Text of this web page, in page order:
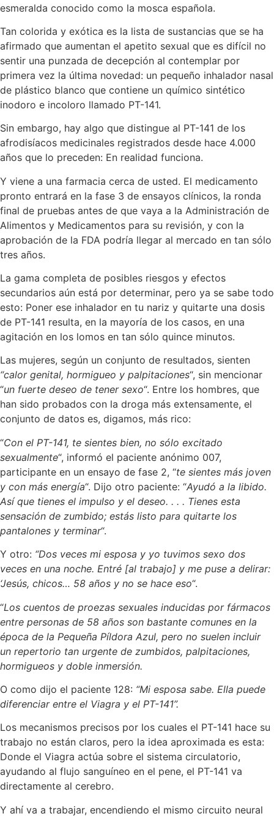
esmeralda conocido como la mosca española.
Tan colorida y exótica es la lista de sustancias que se ha
afirmado que aumentan el apetito sexual que es difícil no
sentir una punzada de decepción al contemplar por
primera vez la última novedad: un pequeño inhalador nasal
de plástico blanco que contiene un químico sintético
inodoro e incoloro llamado PT-141.
Sin embargo, hay algo que distingue al PT-141 de los
afrodisíacos medicinales registrados desde hace 4.000
años que lo preceden: En realidad funciona.
Y viene a una farmacia cerca de usted. El medicamento
pronto entrará en la fase 3 de ensayos clínicos, la ronda
final de pruebas antes de que vaya a la Administración de
Alimentos y Medicamentos para su revisión, y con la
aprobación de la FDA podría llegar al mercado en tan sólo
tres años.
La gama completa de posibles riesgos y efectos
secundarios aún está por determinar, pero ya se sabe todo
esto: Poner ese inhalador en tu nariz y quitarte una dosis
de PT-141 resulta, en la mayoría de los casos, en una
agitación en los lomos en tan sólo quince minutos.
Las mujeres, según un conjunto de resultados, sienten
“calor genital, hormigueo y palpitaciones“, sin mencionar
“un fuerte deseo de tener sexo“. Entre los hombres, que
han sido probados con la droga más extensamente, el
conjunto de datos es, digamos, más rico:
“Con el PT-141, te sientes bien, no sólo excitado
sexualmente“, informó el paciente anónimo 007,
participante en un ensayo de fase 2, “te sientes más joven
y con más energía“. Dijo otro paciente: “Ayudó a la libido.
Así que tienes el impulso y el deseo. . . . Tienes esta
sensación de zumbido; estás listo para quitarte los
pantalones y terminar“.
Y otro: “Dos veces mi esposa y yo tuvimos sexo dos
veces en una noche. Entré [al trabajo] y me puse a delirar:
‘Jesús, chicos… 58 años y no se hace eso“.
“Los cuentos de proezas sexuales inducidas por fármacos
entre personas de 58 años son bastante comunes en la
época de la Pequeña Píldora Azul, pero no suelen incluir
un repertorio tan urgente de zumbidos, palpitaciones,
hormigueos y doble inmersión.
O como dijo el paciente 128: “Mi esposa sabe. Ella puede
diferenciar entre el Viagra y el PT-141”.
Los mecanismos precisos por los cuales el PT-141 hace su
trabajo no están claros, pero la idea aproximada es esta:
Donde el Viagra actúa sobre el sistema circulatorio,
ayudando al flujo sanguíneo en el pene, el PT-141 va
directamente al cerebro.
Y ahí va a trabajar, encendiendo el mismo circuito neural